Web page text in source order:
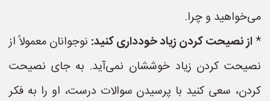
می‌خواهید و چرا.
*از نصیحت کردن زیاد خودداری کنید: نوجوانان معمولاً از
نصیحت کردن زیاد خوششان نمی‌آید. به جای نصیحت
کردن، سعی کنید با پرسیدن سوالات درست، او را به فکر